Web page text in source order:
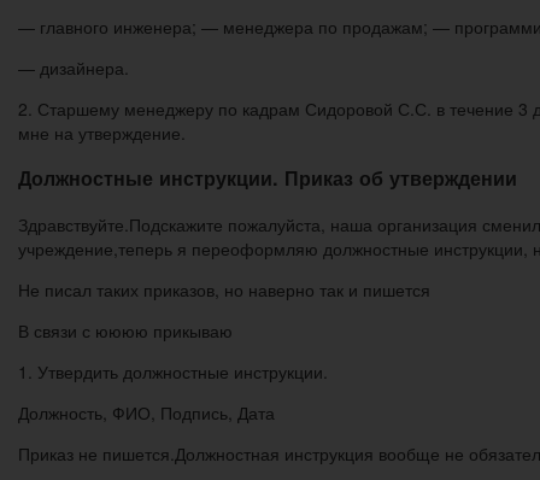
— главного инженера; — менеджера по продажам; —
— дизайнера.
2. Старшему менеджеру по кадрам Сидоровой С.С. в течение 3
мне на утверждение.
Должностные инструкции. Приказ об утверждении
Здравствуйте.Подскажите пожалуйста, наша организация
учреждение,теперь я переоформляю должностные инструкции,
Не писал таких приказов, но наверно так и пишется
В связи с юююю прикываю
1. Утвердить должностные инструкции.
Должность, ФИО, Подпись, Дата
Приказ не пишется.Должностная инструкция вообще не